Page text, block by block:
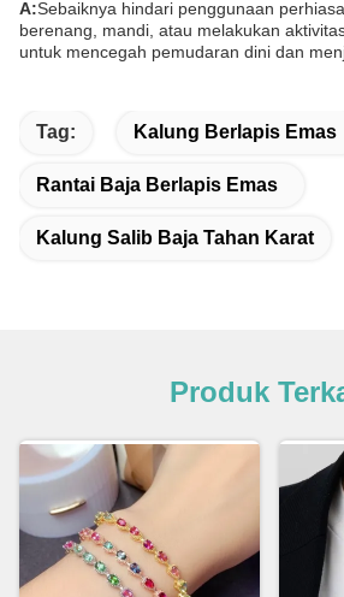
A:Sebaiknya hindari penggunaan
berenang, mandi, atau melakukan
untuk mencegah pemudaran dini dan
Tag: Kalung Berlapis Emas
Rantai Baja Berlapis Emas
Kalung Salib Baja Tahan Karat
Produk